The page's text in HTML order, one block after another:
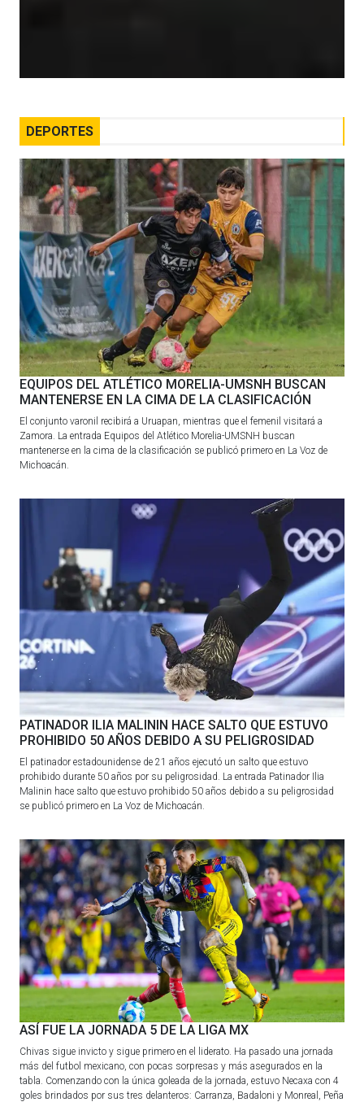
DEPORTES
EQUIPOS DEL ATLÉTICO MORELIA-UMSNH BUSCAN
MANTENERSE EN LA CIMA DE LA CLASIFICACIÓN
El conjunto varonil recibirá a Uruapan, mientras que el femenil visitará a
Zamora. La entrada Equipos del Atlético Morelia-UMSNH buscan
mantenerse en la cima de la clasificación se publicó primero en La Voz de
Michoacán.
PATINADOR ILIA MALININ HACE SALTO QUE ESTUVO
PROHIBIDO 50 AÑOS DEBIDO A SU PELIGROSIDAD
El patinador estadounidense de 21 años ejecutó un salto que estuvo
prohibido durante 50 años por su peligrosidad. La entrada Patinador Ilia
Malinin hace salto que estuvo prohibido 50 años debido a su peligrosidad
se publicó primero en La Voz de Michoacán.
ASÍ FUE LA JORNADA 5 DE LA LIGA MX
Chivas sigue invicto y sigue primero en el liderato. Ha pasado una jornada
más del futbol mexicano, con pocas sorpresas y más asegurados en la
tabla. Comenzando con la única goleada de la jornada, estuvo Necaxa con 4
goles brindados por sus tres delanteros: Carranza, Badaloni y Monreal, Peña